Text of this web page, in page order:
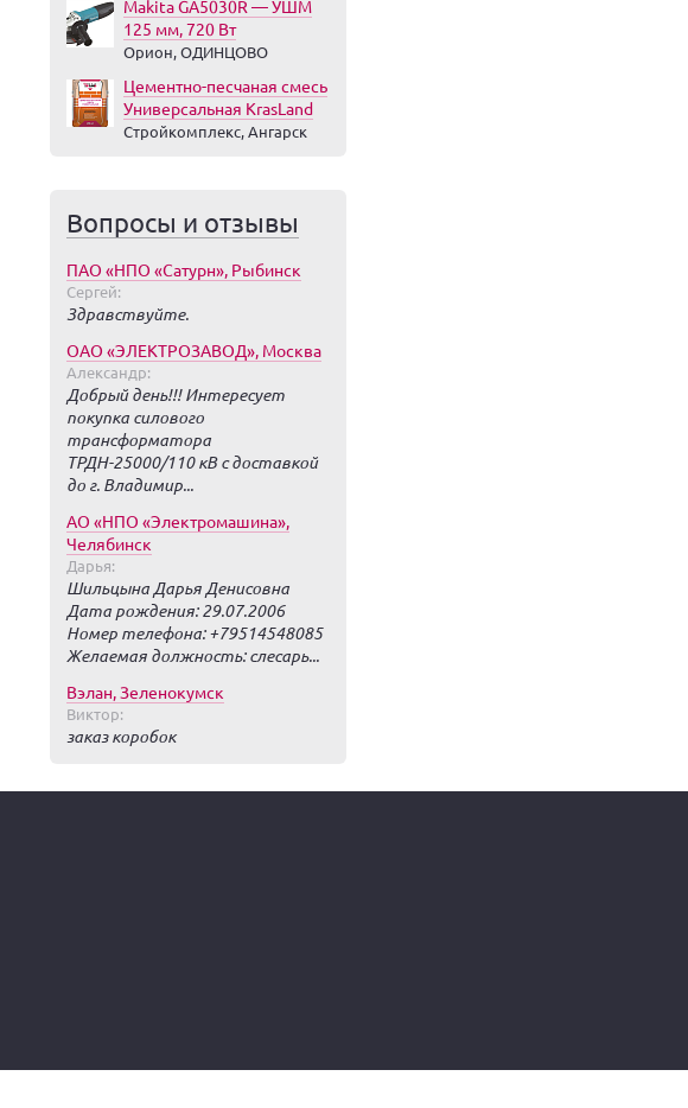
Makita GA5030R — УШМ
125 мм, 720 Вт
Орион, ОДИНЦОВО
Цементно-песчаная смесь
Универсальная KrasLand
Стройкомплекс, Ангарск
Вопросы и отзывы
ПАО «НПО «Сатурн», Рыбинск
Сергей:
Здравствуйте.
ОАО «ЭЛЕКТРОЗАВОД», Москва
Александр:
Добрый день!!! Интересует
покупка силового
трансформатора
ТРДН-25000/110 кВ с доставкой
до г. Владимир...
АО «НПО «Электромашина»,
Челябинск
Дарья:
Шильцына Дарья Денисовна
Дата рождения: 29.07.2006
Номер телефона: +79514548085
Желаемая должность: слесарь...
Вэлан, Зеленокумск
Виктор:
заказ коробок